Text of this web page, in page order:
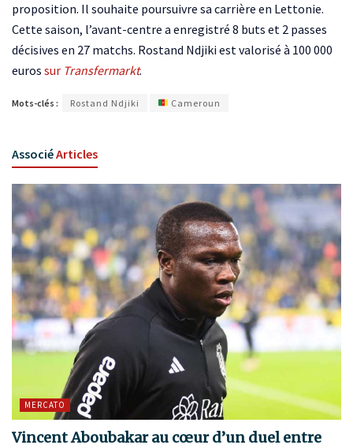
proposition. Il souhaite poursuivre sa carrière en Lettonie.
Cette saison, l’avant-centre a enregistré 8 buts et 2 passes
décisives en 27 matchs. Rostand Ndjiki est valorisé à 100 000
euros sur Transfermarkt.
Mots-clés : Rostand Ndjiki Cameroun
AssociéArticles
MERCATO
Vincent Aboubakar au cœur d’un duel entre